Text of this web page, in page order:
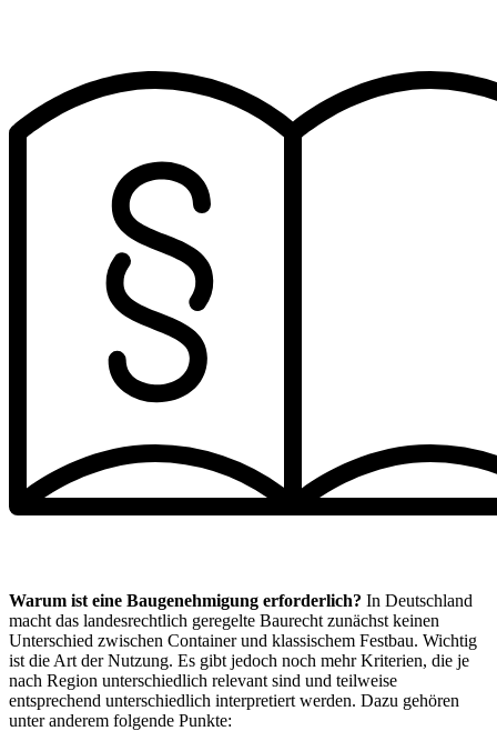
Warum ist eine Baugenehmigung erforderlich? In Deutschland
macht das landesrechtlich geregelte Baurecht zunächst keinen
Unterschied zwischen Container und klassischem Festbau. Wichtig
ist die Art der Nutzung. Es gibt jedoch noch mehr Kriterien, die je
nach Region unterschiedlich relevant sind und teilweise
entsprechend unterschiedlich interpretiert werden. Dazu gehören
unter anderem folgende Punkte: